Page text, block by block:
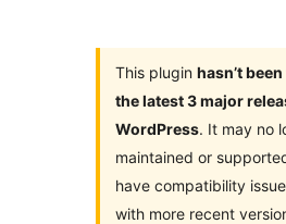
This plugin hasn’t
the latest 3 major
WordPress. It may no
maintained or
have compatibility
with more recent